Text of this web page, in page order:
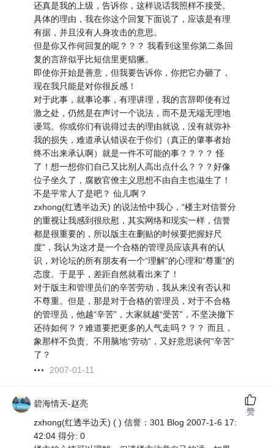
还真是我的上级，告诉你，这样说话我照样不接受。
具体的理由，我在你这个回复下面说了，应该是有理
有据，并且没有人身攻击的意思。
但是你又作何回复的呢？？？ 我看到这里你第二条回
复的言辞似乎比短信里更猖獗。
即使你开始是善意，但我要告诉你，你把它办砸了，
现在我只能是对你很反感！
对于此事，就事论事，有理讲理，我的言辞即使有过
激之处，仍然是在声讨一个说法，而不是无端无理地
谩骂。你或你们有说得过去的理由就说，没有就弥补
我的损失，难道承认错误在于你们（真正的肇事者始
终不出来承认啊）就是一件不可能的事？？？？ 怪
了！想一想你们自己又比别人高出点什么？？？好像
位子坐久了，腐败官僚主义思想不由自主也滋生了！
不是平常人了是吧？ 仙儿啊？
zxhong(红透半边天) 的说法恰中我心，“楼主对信誉分
的重视让我感到很欣慰，其实网络和现实一样，信誉
都是很重要的，所以版主在删贴的时候要把握好尺
度”，我认为这才是一个合格的管理员应该具有的认
识，对论坛的所有朋友有一个“理解”的心理和“尊重”的
态度。于是乎，差距自然就看出来了！
对于版主和管理员们的辛苦劳动，我从来没有否认和
不尊重。但是，那是对于合格的管理员，对于不合格
的管理员，他越“辛苦”，大家就越“受苦”，不坚决撤下
还待如何？？难道要把更多的人气走吗？？？ 而且，
象那样不负责、不用脑地“劳动”，又好意思谈何“辛苦”
了？
2007-01-11
碧海情天-赵亮
zxhong(红透半边天) ( ) 信誉：301 Blog 2007-1-6 17:
42:04 得分: 0
赞